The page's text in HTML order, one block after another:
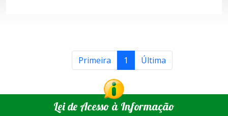
Primeira 1 Última
Lei de Acesso à Informação